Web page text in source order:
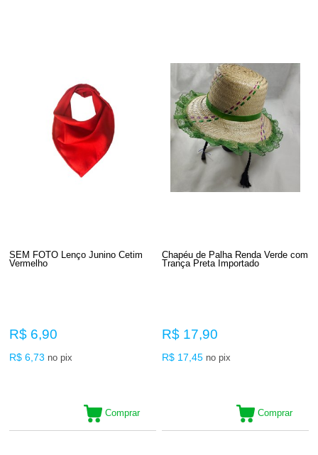
SEM FOTO Lenço Junino Cetim
Vermelho
R$ 6,90
R$ 6,73 no pix
Comprar
Chapéu de Palha Renda Verde com
Trança Preta Importado
R$ 17,90
R$ 17,45 no pix
Comprar